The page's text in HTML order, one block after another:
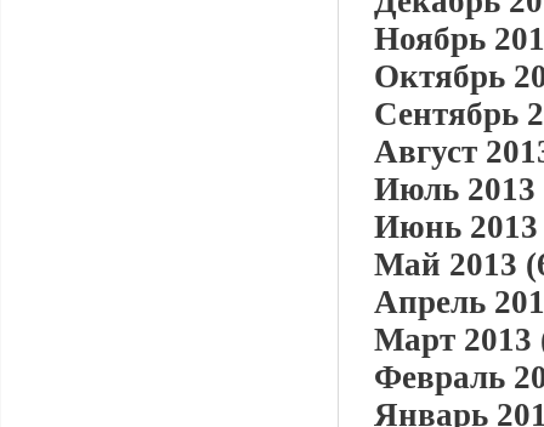
Ноябрь
Октябрь
Сентябрь
Август
Июль 2013
Июнь 2013
Май 2013
Апрель
Март 2013
Февраль
Январь